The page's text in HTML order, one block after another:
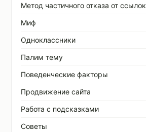
Метод частичного отказа от ссылок
Миф
Одноклассники
Палим тему
Поведенческие факторы
Продвижение сайта
Работа с подсказками
Советы